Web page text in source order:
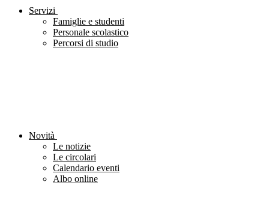
Servizi
Famiglie e studenti
Personale scolastico
Percorsi di studio
Novità
Le notizie
Le circolari
Calendario eventi
Albo online